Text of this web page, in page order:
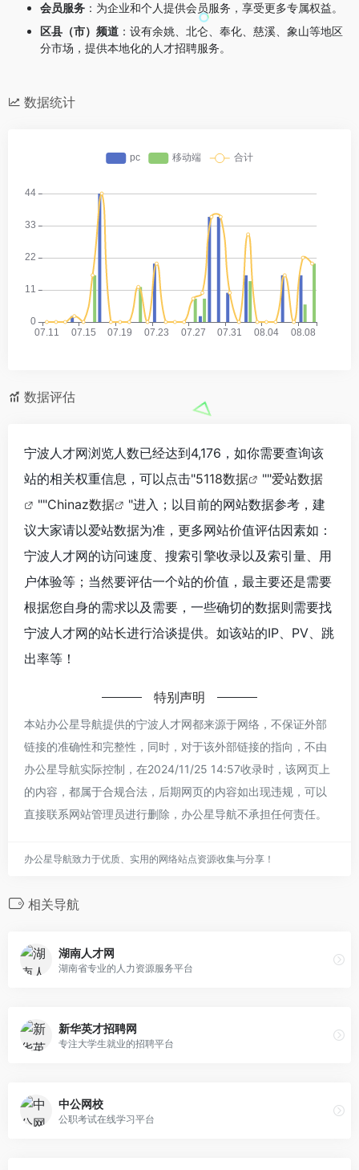
会员服务 ：为企业和个人提供会员服务，享受更多专属权益。
区县（市）频道 ：设有余姚、北仑、奉化、慈溪、象山等地区
分市场，提供本地化的人才招聘服务。
数据统计
数据评估
宁波人才网浏览人数已经达到4,176，如你需要查询该
站的相关权重信息，可以点击"5118数据 ""爱站数据
""Chinaz数据
"进入；以目前的网站数据参考，建
议大家请以爱站数据为准，更多网站价值评估因素如：
宁波人才网的访问速度、搜索引擎收录以及索引量、用
户体验等；当然要评估一个站的价值，最主要还是需要
根据您自身的需求以及需要，一些确切的数据则需要找
宁波人才网的站长进行洽谈提供。如该站的IP、PV、跳
出率等！
特别声明
本站办公星导航提供的宁波人才网都来源于网络，不保证外部
链接的准确性和完整性，同时，对于该外部链接的指向，不由
办公星导航实际控制，在2024/11/25 14:57收录时，该网页上
的内容，都属于合规合法，后期网页的内容如出现违规，可以
直接联系网站管理员进行删除，办公星导航不承担任何责任。
办公星导航致力于优质、实用的网络站点资源收集与分享！
相关导航
湖南人才网
湖南省专业的人力资源服务平台
新华英才招聘网
专注大学生就业的招聘平台
中公网校
公职考试在线学习平台